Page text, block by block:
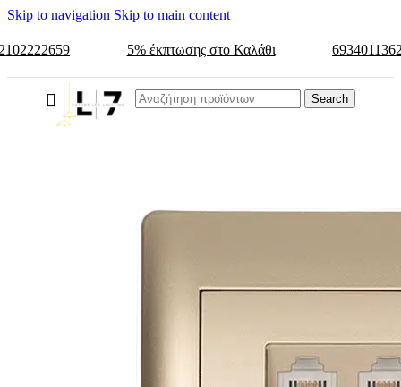
Skip to navigation Skip to main content
5% έκπτωσης στο Καλάθι
Search